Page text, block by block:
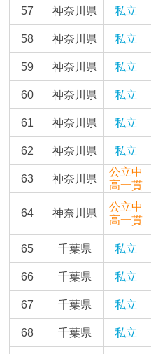
57 神奈川県 私立
58 神奈川県 私立
59 神奈川県 私立
60 神奈川県 私立
61 神奈川県 私立
62 神奈川県 私立
63 神奈川県
公立中
高一貫
64 神奈川県
公立中
高一貫
65 千葉県 私立
66 千葉県 私立
67 千葉県 私立
68 千葉県 私立